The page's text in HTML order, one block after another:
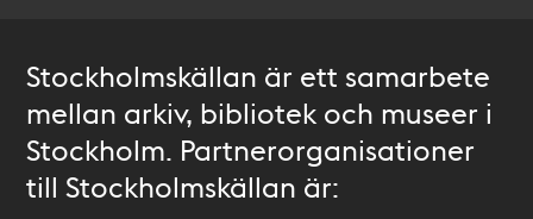
Stockholmskällan är ett samarbete
mellan arkiv, bibliotek och museer i
Stockholm. Partnerorganisationer
till Stockholmskällan är: